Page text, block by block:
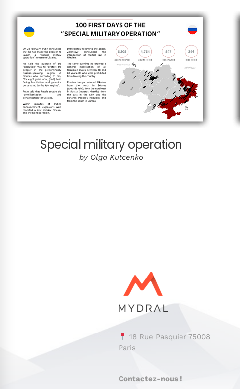
Special military operation
by Olga Kutcenko
18 Rue Pasquier 75008
Paris
Contactez-nous !